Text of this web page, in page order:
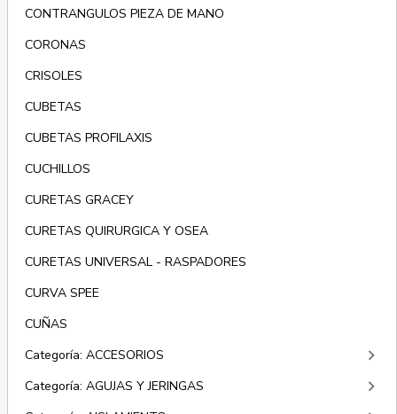
CONTRANGULOS PIEZA DE MANO
CORONAS
CRISOLES
CUBETAS
CUBETAS PROFILAXIS
CUCHILLOS
CURETAS GRACEY
CURETAS QUIRURGICA Y OSEA
CURETAS UNIVERSAL - RASPADORES
CURVA SPEE
CUÑAS
Categoría: ACCESORIOS
keyboard_arrow_right
Categoría: AGUJAS Y JERINGAS keyboard_arrow_right